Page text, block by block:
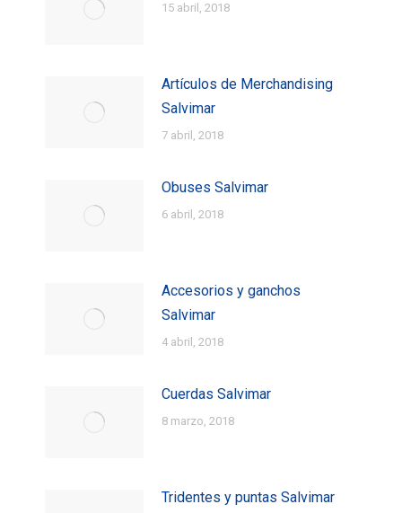
15 abril, 2018
Artículos de Merchandising
Salvimar
7 abril, 2018
Obuses Salvimar
6 abril, 2018
Accesorios y ganchos
Salvimar
4 abril, 2018
Cuerdas Salvimar
8 marzo, 2018
Tridentes y puntas Salvimar